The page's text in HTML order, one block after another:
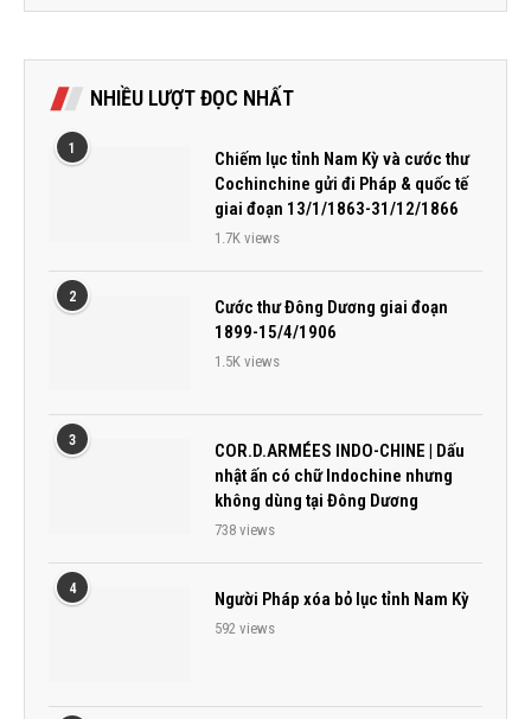
NHIỀU LƯỢT ĐỌC NHẤT
1
Chiếm lục tỉnh Nam Kỳ và cước thư
Cochinchine gửi đi Pháp & quốc tế
giai đoạn 13/1/1863-31/12/1866
1.7K views
2
Cước thư Đông Dương giai đoạn
1899-15/4/1906
1.5K views
3
COR.D.ARMÉES INDO-CHINE | Dấu
nhật ấn có chữ Indochine nhưng
không dùng tại Đông Dương
738 views
4
Người Pháp xóa bỏ lục tỉnh Nam Kỳ
592 views